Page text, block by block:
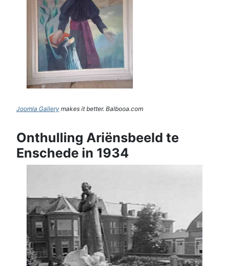
Joomla Gallery makes it better. Balbooa.com
Onthulling Ariënsbeeld te
Enschede in 1934